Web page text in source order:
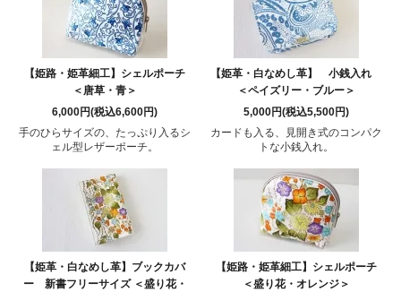
【姫路・姫革細工】シェルポーチ
＜唐草・青＞
6,000円(税込6,600円)
手のひらサイズの、たっぷり入るシ
ェル型レザーポーチ。
【姫革・白なめし革】 小銭入れ
＜ペイズリー・ブルー＞
5,000円(税込5,500円)
カードも入る、見開き式のコンパク
トな小銭入れ。
【姫革・白なめし革】ブックカバ
ー 新書フリーサイズ ＜盛り花・
【姫路・姫革細工】シェルポーチ
＜盛り花・オレンジ＞